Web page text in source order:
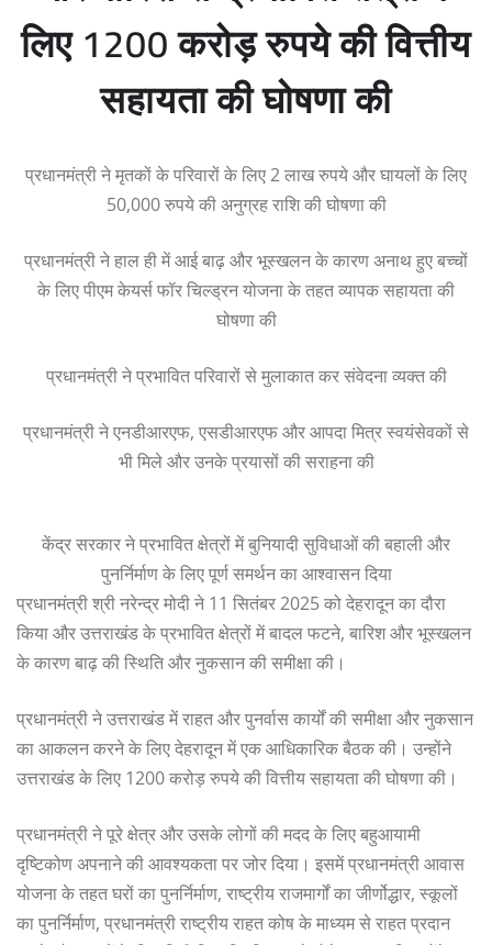
लिए 1200 करोड़ रुपये की वित्तीय
सहायता की घोषणा की
प्रधानमंत्री ने मृतकों के परिवारों के लिए 2 लाख रुपये और घायलों के लिए
50,000 रुपये की अनुग्रह राशि की घोषणा की
प्रधानमंत्री ने हाल ही में आई बाढ़ और भूस्खलन के कारण अनाथ हुए बच्चों
के लिए पीएम केयर्स फॉर चिल्ड्रन योजना के तहत व्यापक सहायता की
घोषणा की
प्रधानमंत्री ने प्रभावित परिवारों से मुलाकात कर संवेदना व्यक्त की
प्रधानमंत्री ने एनडीआरएफ, एसडीआरएफ और आपदा मित्र स्वयंसेवकों से
भी मिले और उनके प्रयासों की सराहना की
केंद्र सरकार ने प्रभावित क्षेत्रों में बुनियादी सुविधाओं की बहाली और
पुनर्निर्माण के लिए पूर्ण समर्थन का आश्वासन दिया
प्रधानमंत्री श्री नरेन्द्र मोदी ने 11 सितंबर 2025 को देहरादून का दौरा
किया और उत्तराखंड के प्रभावित क्षेत्रों में बादल फटने, बारिश और भूस्खलन
के कारण बाढ़ की स्थिति और नुकसान की समीक्षा की।
प्रधानमंत्री ने उत्तराखंड में राहत और पुनर्वास कार्यों की समीक्षा और नुकसान
का आकलन करने के लिए देहरादून में एक आधिकारिक बैठक की। उन्होंने
उत्तराखंड के लिए 1200 करोड़ रुपये की वित्तीय सहायता की घोषणा की।
प्रधानमंत्री ने पूरे क्षेत्र और उसके लोगों की मदद के लिए बहुआयामी
दृष्टिकोण अपनाने की आवश्यकता पर जोर दिया। इसमें प्रधानमंत्री आवास
योजना के तहत घरों का पुनर्निर्माण, राष्ट्रीय राजमार्गों का जीर्णोद्धार, स्कूलों
का पुनर्निर्माण, प्रधानमंत्री राष्ट्रीय राहत कोष के माध्यम से राहत प्रदान